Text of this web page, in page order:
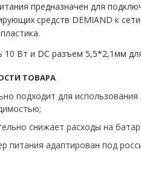
предназначен для
средств DEMIAND к
Вт и DC разъем 5,5*2,1мм
ТОВАРА
подходит для
снижает расходы на
питания адаптирован под